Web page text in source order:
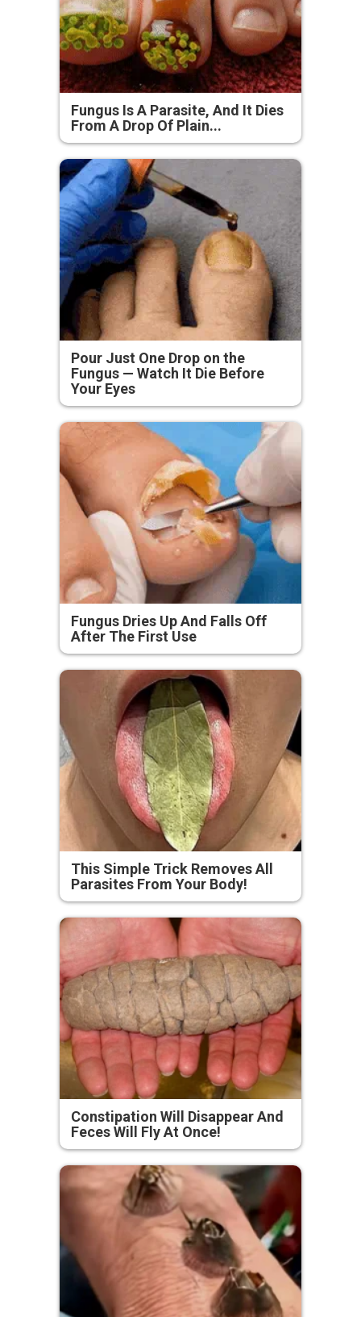
Fungus Is A Parasite, And It Dies
From A Drop Of Plain...
Pour Just One Drop on the
Fungus — Watch It Die Before
Your Eyes
Fungus Dries Up And Falls Off
After The First Use
This Simple Trick Removes All
Parasites From Your Body!
Constipation Will Disappear And
Feces Will Fly At Once!